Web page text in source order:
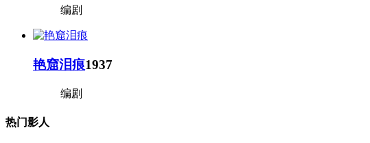
编剧
艳窟泪痕1937
编剧
热门影人